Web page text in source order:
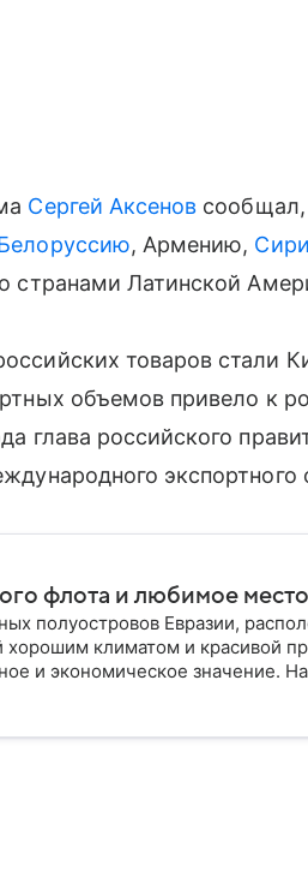
Сергей Аксенов сообщал,
, Армению,
странами Латинской
товаров стали
объемов привело к
глава российского
флота и любимое
полуостровов Евразии,
хорошим климатом и красивой
и экономическое значение.
к другому, а его